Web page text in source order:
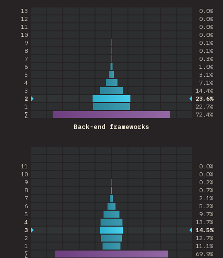
Back-end frameworks
∑ 72.4%
1 22.7%
2 23.6%
3 14.4%
4 7.1%
5 3.1%
6 1.0%
7 0.3%
8 0.1%
9 0.1%
10 0.0%
11 0.0%
12 0.0%
13 0.0%
∑ 69.9%
1 11.1%
2 12.7%
3 14.5%
4 13.7%
5 9.7%
6 5.2%
7 2.1%
8 0.7%
9 0.2%
10 0.0%
11 0.0%